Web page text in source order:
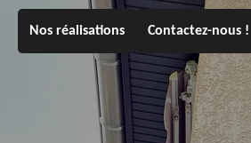
Nos réalisations Contactez-nous !